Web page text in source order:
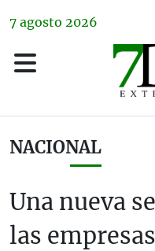
7 agosto 2026
NACIONAL
Una nueva
las